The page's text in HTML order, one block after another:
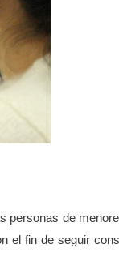
de
fin de seguir